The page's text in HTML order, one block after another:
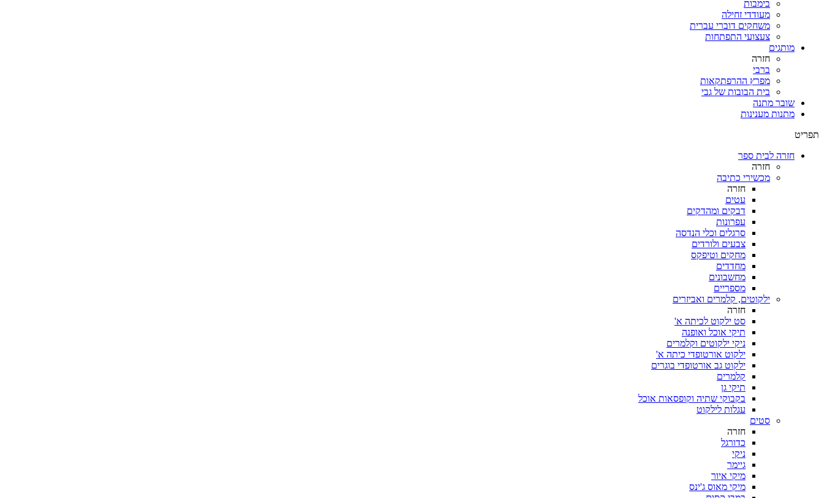
בימבות
מעודדי זחילה
משחקים דוברי עברית
צעצועי התפתחות
מותגים
חזרה
ברבי
מפרץ ההרפתקאות
בית הבובות של גבי
שובר מתנה
מתנות מענינות
תפריט
חזרה לבית ספר
חזרה
מכשירי כתיבה
חזרה
עטים
דבקים ומהדקים
עפרונות
סרגלים וכלי הנדסה
צבעים ולורדים
מחקים וטיפקס
מחדדים
מחשבונים
מספריים
ילקוטים, קלמרים ואביזרים
חזרה
סט ילקוט לכיתה א'
תיקי אוכל ואופנה
ניקי ילקוטים וקלמרים
ילקוט אורטופדי כיתה א'
ילקוט גב אורטופדי בוגרים
קלמרים
תיקי גן
בקבוקי שתיה וקופסאות אוכל
עגלות לילקוט
סטים
חזרה
כדורגל
ניקי
גיימר
מיקי איור
מיקי מאוס ג'ינס